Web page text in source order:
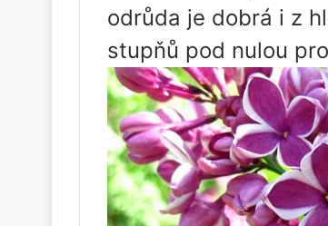
odrůda je dobrá i z
stupňů pod nulou